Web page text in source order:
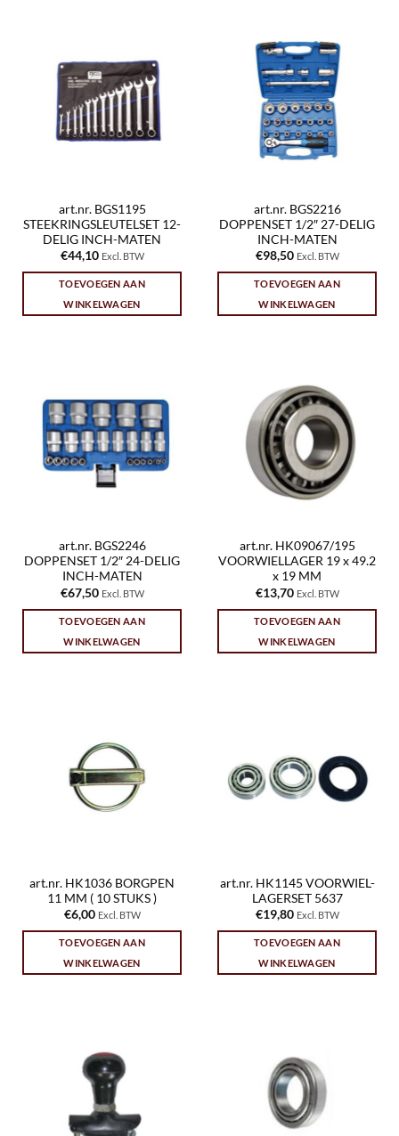
art.nr. BGS1195
STEEKRINGSLEUTELSET 12-
DELIG INCH-MATEN
€44,10 Excl. BTW
TOEVOEGEN AAN
WINKELWAGEN
art.nr. BGS2216
DOPPENSET 1/2″ 27-DELIG
INCH-MATEN
€98,50 Excl. BTW
TOEVOEGEN AAN
WINKELWAGEN
art.nr. BGS2246
DOPPENSET 1/2″ 24-DELIG
INCH-MATEN
€67,50 Excl. BTW
TOEVOEGEN AAN
WINKELWAGEN
art.nr. HK09067/195
VOORWIELLAGER 19 x 49.2
x 19 MM
€13,70 Excl. BTW
TOEVOEGEN AAN
WINKELWAGEN
art.nr. HK1036 BORGPEN
11 MM ( 10 STUKS )
€6,00 Excl. BTW
TOEVOEGEN AAN
WINKELWAGEN
art.nr. HK1145 VOORWIEL-
LAGERSET 5637
€19,80 Excl. BTW
TOEVOEGEN AAN
WINKELWAGEN